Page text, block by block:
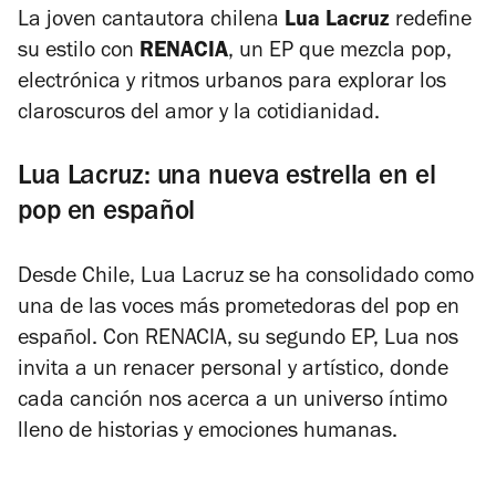
La joven cantautora chilena Lua Lacruz redefine
su estilo con RENACIA, un EP que mezcla pop,
electrónica y ritmos urbanos para explorar los
claroscuros del amor y la cotidianidad.
Lua Lacruz: una nueva estrella en el
pop en español
Desde Chile, Lua Lacruz se ha consolidado como
una de las voces más prometedoras del pop en
español. Con RENACIA, su segundo EP, Lua nos
invita a un renacer personal y artístico, donde
cada canción nos acerca a un universo íntimo
lleno de historias y emociones humanas.